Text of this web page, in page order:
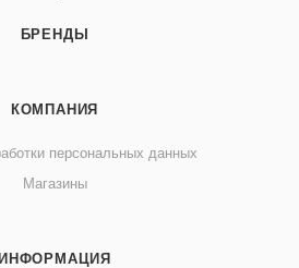
БРЕНДЫ
КОМПАНИЯ
персональных данных
Магазины
ИНФОРМАЦИЯ